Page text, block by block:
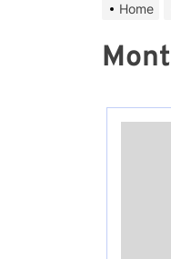
Home